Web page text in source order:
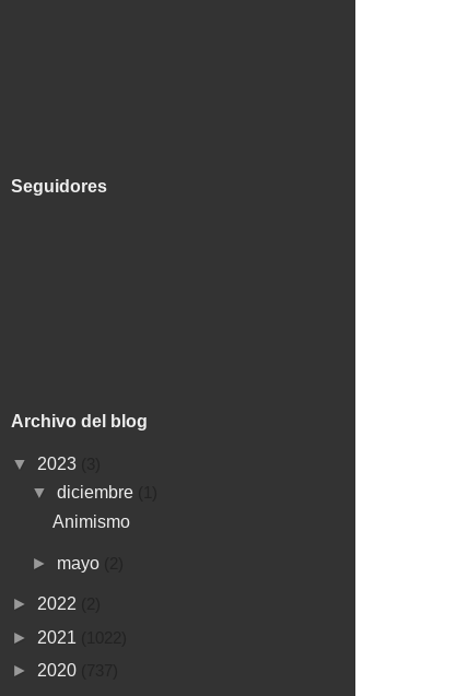
Seguidores
Archivo del blog
▼ 2023
▼ diciembre
Animismo
► mayo
► 2022
► 2021
► 2020